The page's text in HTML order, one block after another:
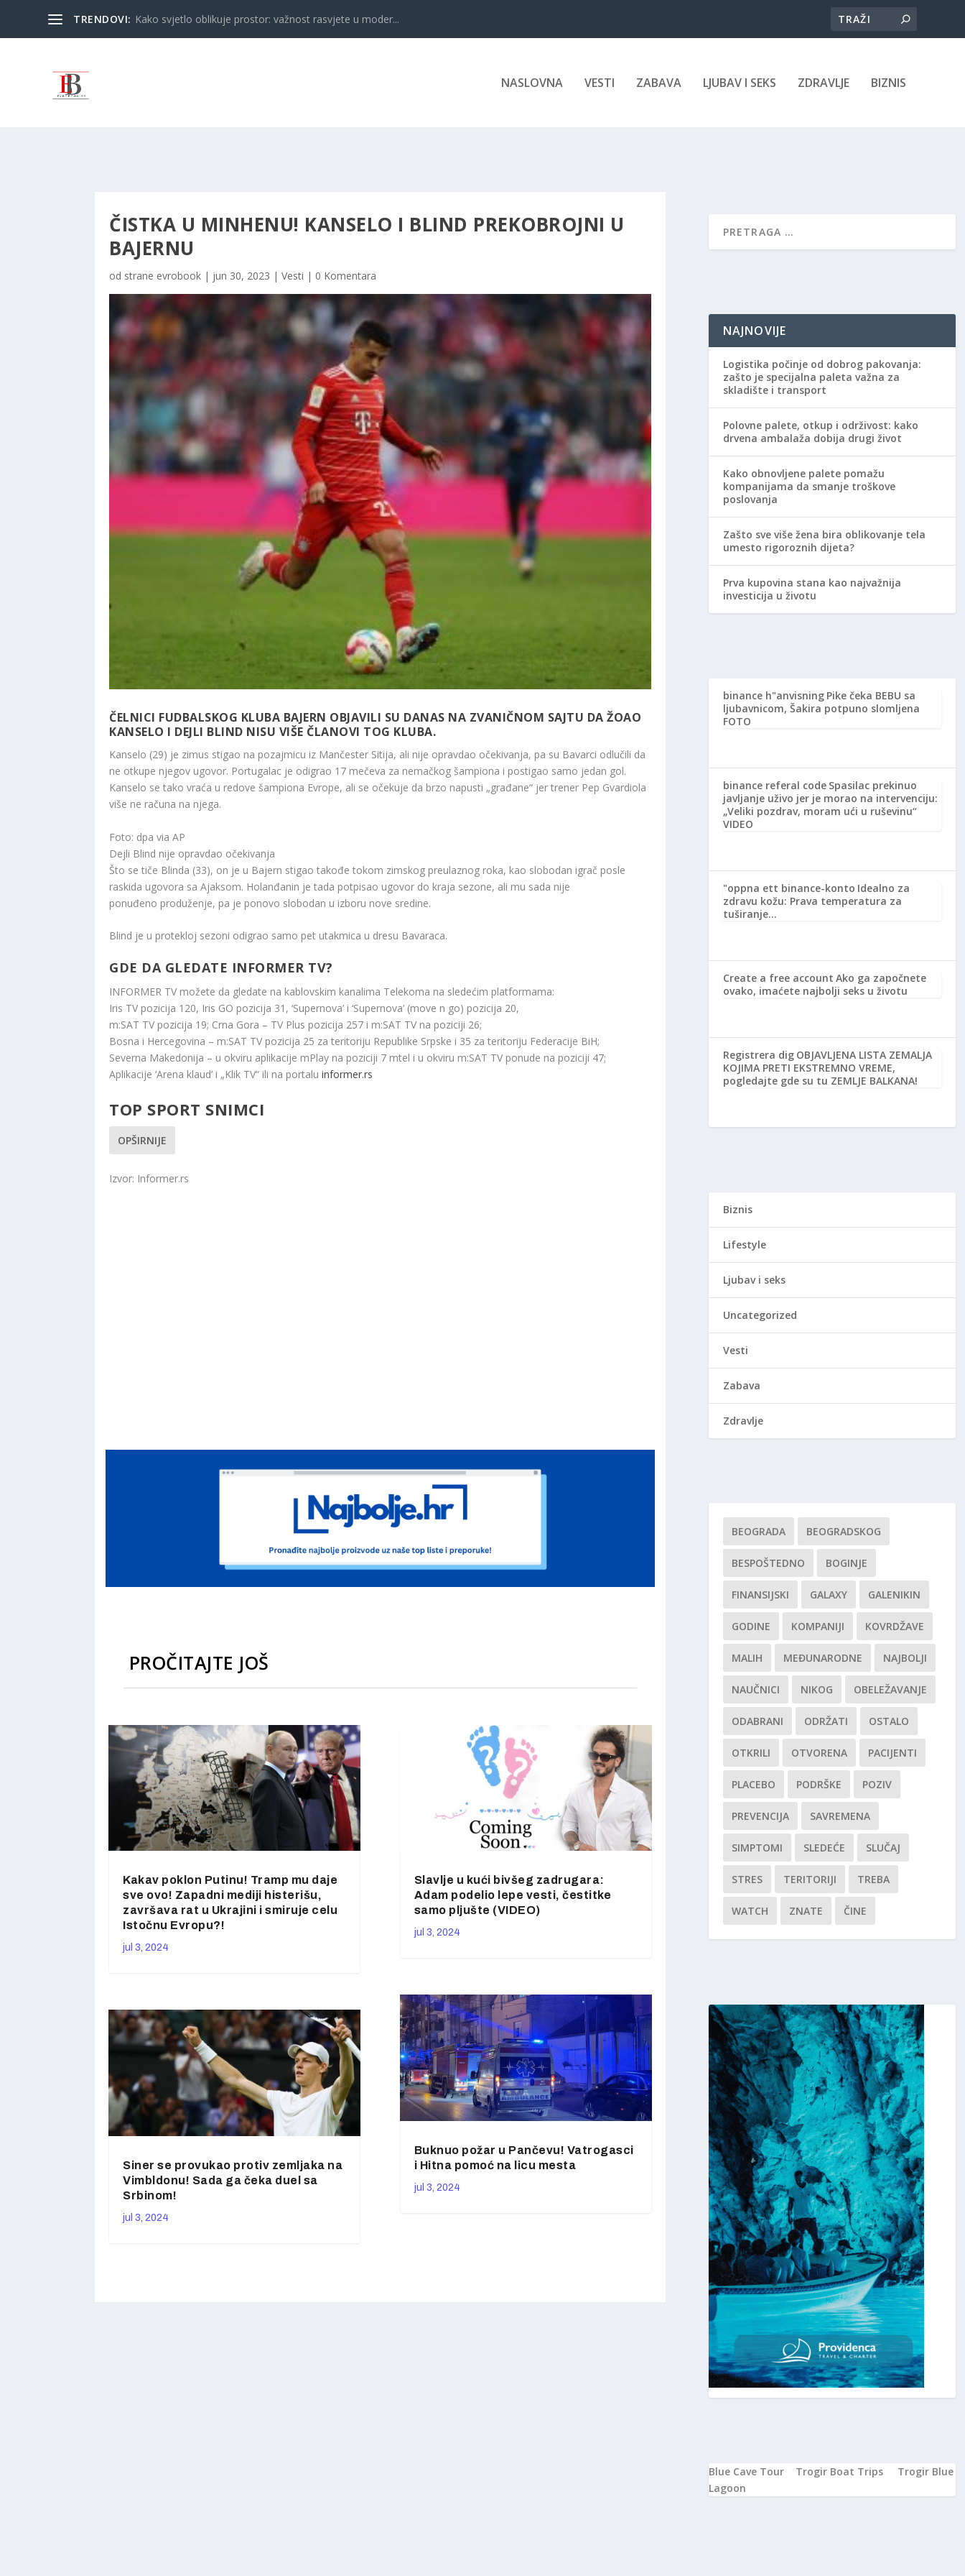
TRENDOVI: Kako svjetlo oblikuje prostor: važnost rasvjete u moder...
NASLOVNA VESTI ZABAVA LJUBAV I SEKS ZDRAVLJE BIZNIS
ČISTKA U MINHENU! KANSELO I BLIND PREKOBROJNI U
BAJERNU
od strane evrobook | jun 30, 2023 | Vesti | 0 Komentara
ČELNICI FUDBALSKOG KLUBA BAJERN OBJAVILI SU DANAS NA ZVANIČNOM SAJTU DA ŽOAO
KANSELO I DEJLI BLIND NISU VIŠE ČLANOVI TOG KLUBA.
Kanselo (29) je zimus stigao na pozajmicu iz Mančester Sitija, ali nije opravdao očekivanja, pa su Bavarci odlučili da
ne otkupe njegov ugovor. Portugalac je odigrao 17 mečeva za nemačkog šampiona i postigao samo jedan gol.
Kanselo se tako vraća u redove šampiona Evrope, ali se očekuje da brzo napusti „građane“ jer trener Pep Gvardiola
više ne računa na njega.
Foto: dpa via AP
Dejli Blind nije opravdao očekivanja
Što se tiče Blinda (33), on je u Bajern stigao takođe tokom zimskog preulaznog roka, kao slobodan igrač posle
raskida ugovora sa Ajaksom. Holanđanin je tada potpisao ugovor do kraja sezone, ali mu sada nije
ponuđeno produženje, pa je ponovo slobodan u izboru nove sredine.
Blind je u protekloj sezoni odigrao samo pet utakmica u dresu Bavaraca.
GDE DA GLEDATE INFORMER TV?
INFORMER TV možete da gledate na kablovskim kanalima Telekoma na sledećim platformama:
Iris TV pozicija 120, Iris GO pozicija 31, ‘Supernova’ i ‘Supernova’ (move n go) pozicija 20,
m:SAT TV pozicija 19; Crna Gora – TV Plus pozicija 257 i m:SAT TV na poziciji 26;
Bosna i Hercegovina – m:SAT TV pozicija 25 za teritoriju Republike Srpske i 35 za teritoriju Federacije BiH;
Severna Makedonija – u okviru aplikacije mPlay na poziciji 7 mtel i u okviru m:SAT TV ponude na poziciji 47;
Aplikacije ‘Arena klaud’ i „Klik TV“ ili na portalu informer.rs
TOP SPORT SNIMCI
OPŠIRNIJE
Izvor: Informer.rs
PROČITAJTE JOŠ
Kakav poklon Putinu! Tramp mu daje
sve ovo! Zapadni mediji histerišu,
završava rat u Ukrajini i smiruje celu
Istočnu Evropu?!
jul 3, 2024
Siner se provukao protiv zemljaka na
Vimbldonu! Sada ga čeka duel sa
Srbinom!
jul 3, 2024
Slavlje u kući bivšeg zadrugara:
Adam podelio lepe vesti, čestitke
samo pljušte (VIDEO)
jul 3, 2024
Buknuo požar u Pančevu! Vatrogasci
i Hitna pomoć na licu mesta
jul 3, 2024
NAJNOVIJE
Logistika počinje od dobrog pakovanja:
zašto je specijalna paleta važna za
skladište i transport
Polovne palete, otkup i održivost: kako
drvena ambalaža dobija drugi život
Kako obnovljene palete pomažu
kompanijama da smanje troškove
poslovanja
Zašto sve više žena bira oblikovanje tela
umesto rigoroznih dijeta?
Prva kupovina stana kao najvažnija
investicija u životu
binance h"anvisning Pike čeka BEBU sa
ljubavnicom, Šakira potpuno slomljena
FOTO
binance referal code Spasilac prekinuo
javljanje uživo jer je morao na intervenciju:
„Veliki pozdrav, moram ući u ruševinu“
VIDEO
"oppna ett binance-konto Idealno za
zdravu kožu: Prava temperatura za
tuširanje…
Create a free account Ako ga započnete
ovako, imaćete najbolji seks u životu
Registrera dig OBJAVLJENA LISTA ZEMALJA
KOJIMA PRETI EKSTREMNO VREME,
pogledajte gde su tu ZEMLJE BALKANA!
Biznis
Lifestyle
Ljubav i seks
Uncategorized
Vesti
Zabava
Zdravlje
BEOGRADA BEOGRADSKOG
BESPOŠTEDNO BOGINJE
FINANSIJSKI GALAXY GALENIKIN
GODINE KOMPANIJI KOVRDŽAVE
MALIH MEĐUNARODNE NAJBOLJI
NAUČNICI NIKOG OBELEŽAVANJE
ODABRANI ODRŽATI OSTALO
OTKRILI OTVORENA PACIJENTI
PLACEBO PODRŠKE POZIV
PREVENCIJA SAVREMENA
SIMPTOMI SLEDEĆE SLUČAJ
STRES TERITORIJI TREBA
WATCH ZNATE ČINE
Blue Cave Tour Trogir Boat Trips
Trogir Blue
Lagoon